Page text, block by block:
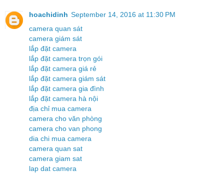
hoachidinh September 14, 2016 at 11:30 PM
camera quan sát
camera giám sát
lắp đặt camera
lắp đặt camera trọn gói
lắp đặt camera giá rẻ
lắp đặt camera giám sát
lắp đặt camera gia đình
lắp đặt camera hà nội
địa chỉ mua camera
camera cho văn phòng
camera cho van phong
dia chi mua camera
camera quan sat
camera giam sat
lap dat camera